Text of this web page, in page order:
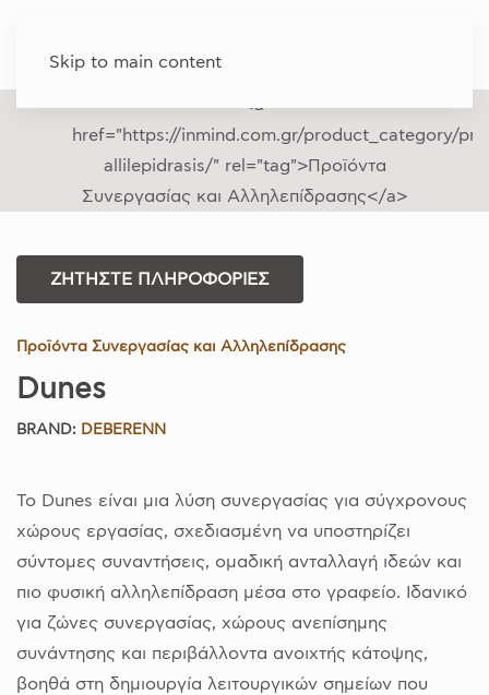
Skip to main content
ΖΗΤΗΣΤΕ ΠΛΗΡΟΦΟΡΙΕΣ
Προϊόντα Συνεργασίας και Αλληλεπίδρασης
Dunes
BRAND: DEBERENN
Το Dunes είναι μια λύση συνεργασίας για σύγχρονους
χώρους εργασίας, σχεδιασμένη να υποστηρίζει
σύντομες συναντήσεις, ομαδική ανταλλαγή ιδεών και
πιο φυσική αλληλεπίδραση μέσα στο γραφείο. Ιδανικό
για ζώνες συνεργασίας, χώρους ανεπίσημης
συνάντησης και περιβάλλοντα ανοιχτής κάτοψης,
βοηθά στη δημιουργία λειτουργικών σημείων που